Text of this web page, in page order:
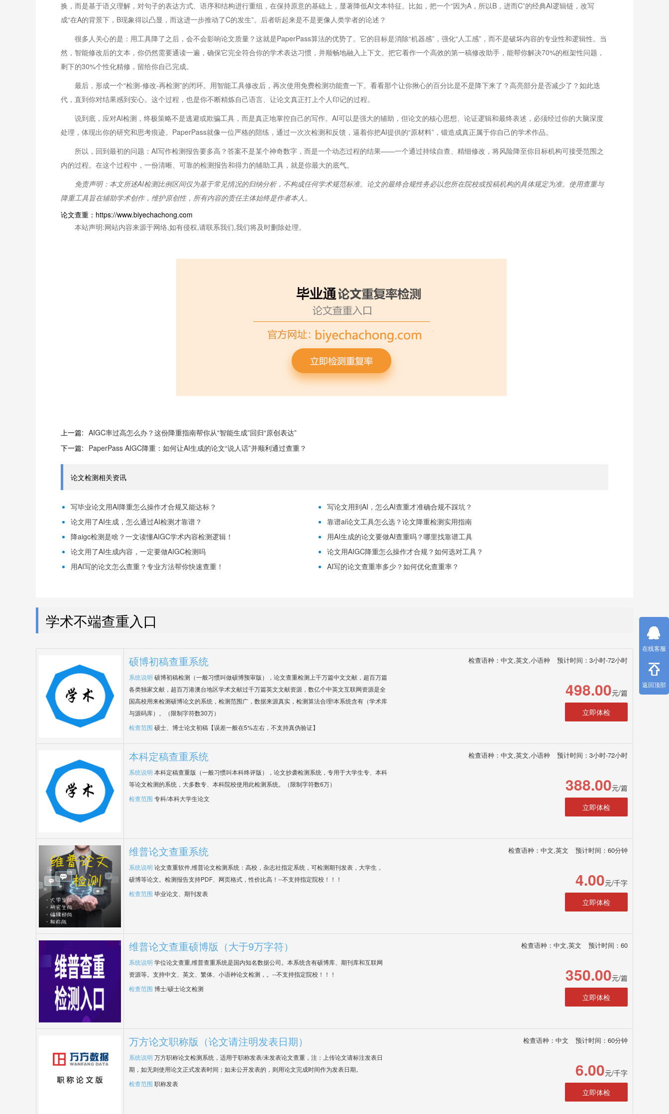
换，而是基于语义理解，对句子的表达方式、语序和结构进行重组，在保持原意的基础上，显著降低AI文本特征。比如，把一个“因为A，所以B，进而C”的经典AI逻辑链，改写
成“在A的背景下，B现象得以凸显，而这进一步推动了C的发生”。后者听起来是不是更像人类学者的论述？
很多人关心的是：用工具降了之后，会不会影响论文质量？这就是PaperPass算法的优势了。它的目标是消除“机器感”，强化“人工感”，而不是破坏内容的专业性和逻辑性。当
然，智能修改后的文本，你仍然需要通读一遍，确保它完全符合你的学术表达习惯，并顺畅地融入上下文。把它看作一个高效的第一稿修改助手，能帮你解决70%的框架性问题，
剩下的30%个性化精修，留给你自己完成。
最后，形成一个“检测-修改-再检测”的闭环。用智能工具修改后，再次使用免费检测功能查一下。看看那个让你揪心的百分比是不是降下来了？高亮部分是否减少了？如此迭
代，直到你对结果感到安心。这个过程，也是你不断精炼自己语言、让论文真正打上个人印记的过程。
说到底，应对AI检测，终极策略不是逃避或欺骗工具，而是真正地掌控自己的写作。AI可以是强大的辅助，但论文的核心思想、论证逻辑和最终表述，必须经过你的大脑深度
处理，体现出你的研究和思考痕迹。PaperPass就像一位严格的陪练，通过一次次检测和反馈，逼着你把AI提供的“原材料”，锻造成真正属于你自己的学术作品。
所以，回到最初的问题：AI写作检测报告要多高？答案不是某个神奇数字，而是一个动态过程的结果——一个通过持续自查、精细修改，将风险降至你目标机构可接受范围之
内的过程。在这个过程中，一份清晰、可靠的检测报告和得力的辅助工具，就是你最大的底气。
免责声明：本文所述AI检测比例区间仅为基于常见情况的归纳分析，不构成任何学术规范标准。论文的最终合规性务必以您所在院校或投稿机构的具体规定为准。使用查重与
降重工具旨在辅助学术创作，维护原创性，所有内容的责任主体始终是作者本人。
论文查重：https://www.biyechachong.com
本站声明:网站内容来源于网络,如有侵权,请联系我们,我们将及时删除处理。
上一篇: AIGC率过高怎么办？这份降重指南帮你从“智能生成”回归“原创表达”
下一篇: PaperPass AIGC降重：如何让AI生成的论文“说人话”并顺利通过查重？
论文检测相关资讯
写毕业论文用AI降重怎么操作才合规又能达标？
写论文用到AI，怎么AI查重才准确合规不踩坑？
论文用了AI生成，怎么通过AI检测才靠谱？
靠谱ai论文工具怎么选？论文降重检测实用指南
降aigc检测是啥？一文读懂AIGC学术内容检测逻辑！
用AI生成的论文要做AI查重吗？哪里找靠谱工具
论文用了AI生成内容，一定要做AIGC检测吗
论文用AIGC降重怎么操作才合规？如何选对工具？
用AI写的论文怎么查重？专业方法帮你快速查重！
AI写的论文查重率多少？如何优化查重率？
学术不端查重入口
硕博初稿查重系统 检查语种：中文,英文,小语种 预计时间：3小时-72小时
系统说明 硕博初稿检测（一般习惯叫做硕博预审版），论文查重检测上千万篇中文文献，超百万篇
各类独家文献，超百万港澳台地区学术文献过千万篇英文文献资源，数亿个中英文互联网资源是全
国高校用来检测硕博论文的系统，检测范围广，数据来源真实，检测算法合理!本系统含有（学术库
与源码库）。（限制字符数30万）
检查范围 硕士、博士论文初稿【误差一般在5%左右，不支持真伪验证】
498.00元/篇
立即体检
本科定稿查重系统 检查语种：中文,英文,小语种 预计时间：3小时-72小时
系统说明 本科定稿查重版（一般习惯叫本科终评版），论文抄袭检测系统，专用于大学生专、本科
等论文检测的系统，大多数专、本科院校使用此检测系统。（限制字符数6万）
检查范围 专科/本科大学生论文
388.00元/篇
立即体检
维普论文查重系统 检查语种：中文,英文 预计时间：60分钟
系统说明 论文查重软件,维普论文检测系统：高校，杂志社指定系统，可检测期刊发表，大学生，
硕博等论文。检测报告支持PDF、网页格式，性价比高！--不支持指定院校！！！
检查范围 毕业论文、期刊发表
4.00元/千字
立即体检
维普论文查重硕博版（大于9万字符） 检查语种：中文,英文 预计时间：60
系统说明 学位论文查重,维普查重系统是国内知名数据公司。本系统含有硕博库、期刊库和互联网
资源等。支持中文、英文、繁体、小语种论文检测，。--不支持指定院校！！！
检查范围 博士/硕士论文检测
350.00元/篇
立即体检
万方论文职称版（论文请注明发表日期） 检查语种：中文 预计时间：60分钟
系统说明 万方职称论文检测系统，适用于职称发表/未发表论文查重，注：上传论文请标注发表日
期，如无则使用论文正式发表时间；如未公开发表的，则用论文完成时间作为发表日期。
检查范围 职称发表
6.00元/千字
立即体检
在线客服
返回顶部